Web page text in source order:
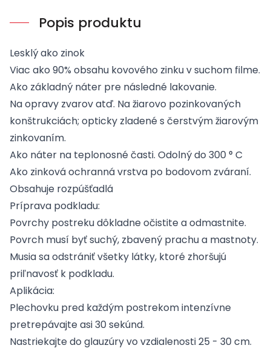
Popis produktu
Lesklý ako zinok
Viac ako 90% obsahu kovového zinku v suchom filme.
Ako základný náter pre následné lakovanie.
Na opravy zvarov atď. Na žiarovo pozinkovaných
konštrukciách; opticky zladené s čerstvým žiarovým
zinkovaním.
Ako náter na teplonosné časti. Odolný do 300 ° C
Ako zinková ochranná vrstva po bodovom zváraní.
Obsahuje rozpúšťadlá
Príprava podkladu:
Povrchy postreku dôkladne očistite a odmastnite.
Povrch musí byť suchý, zbavený prachu a mastnoty.
Musia sa odstrániť všetky látky, ktoré zhoršujú
priľnavosť k podkladu.
Aplikácia:
Plechovku pred každým postrekom intenzívne
pretrepávajte asi 30 sekúnd.
Nastriekajte do glauzúry vo vzdialenosti 25 - 30 cm.